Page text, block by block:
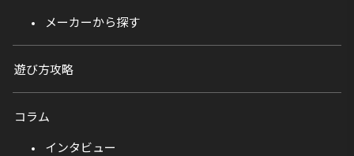
メーカーから探す
遊び方攻略
コラム
インタビュー